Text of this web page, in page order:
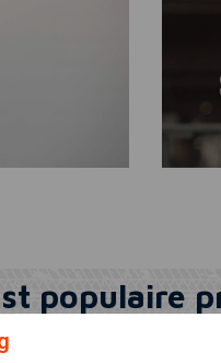
populaire